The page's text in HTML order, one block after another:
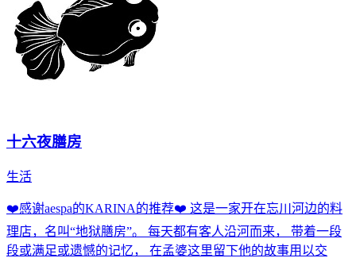
十六夜膳房
生活
❤️感谢aespa的KARINA的推荐❤️ 这是一家开在忘川河边的料
理店，名叫“地狱膳房”。 每天都有客人沿河而来， 带着一段
段或满足或遗憾的记忆， 在孟婆这里留下他的故事用以交